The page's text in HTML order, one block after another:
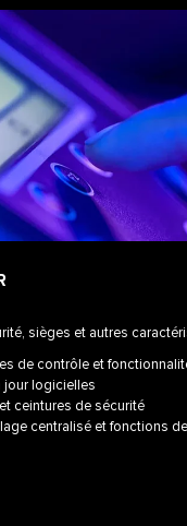
sièges et autres
de contrôle et
jour logicielles
ceintures de sécurité
centralisé et fonctions